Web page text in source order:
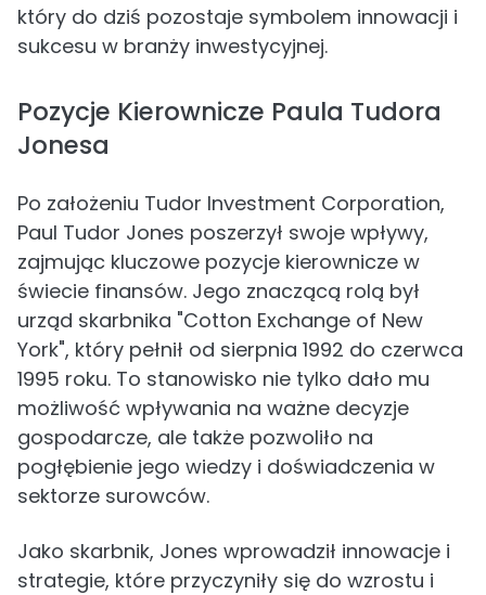
który do dziś pozostaje symbolem innowacji i
sukcesu w branży inwestycyjnej.
Pozycje Kierownicze Paula Tudora
Jonesa
Po założeniu Tudor Investment Corporation,
Paul Tudor Jones poszerzył swoje wpływy,
zajmując kluczowe pozycje kierownicze w
świecie finansów. Jego znaczącą rolą był
urząd skarbnika "Cotton Exchange of New
York", który pełnił od sierpnia 1992 do czerwca
1995 roku. To stanowisko nie tylko dało mu
możliwość wpływania na ważne decyzje
gospodarcze, ale także pozwoliło na
pogłębienie jego wiedzy i doświadczenia w
sektorze surowców.
Jako skarbnik, Jones wprowadził innowacje i
strategie, które przyczyniły się do wzrostu i